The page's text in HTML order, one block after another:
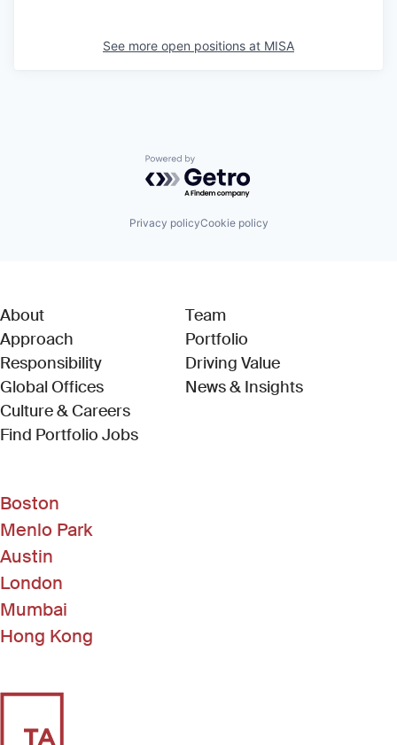
See more open positions at MISA
Powered by Getro.com
Privacy policyCookie policy
About
Approach
Responsibility
Global Offices
Culture & Careers
Find Portfolio Jobs(Link opens in new window)
Team
Portfolio
Driving Value
News & Insights
Boston
Menlo Park
Austin
London
Mumbai
Hong Kong